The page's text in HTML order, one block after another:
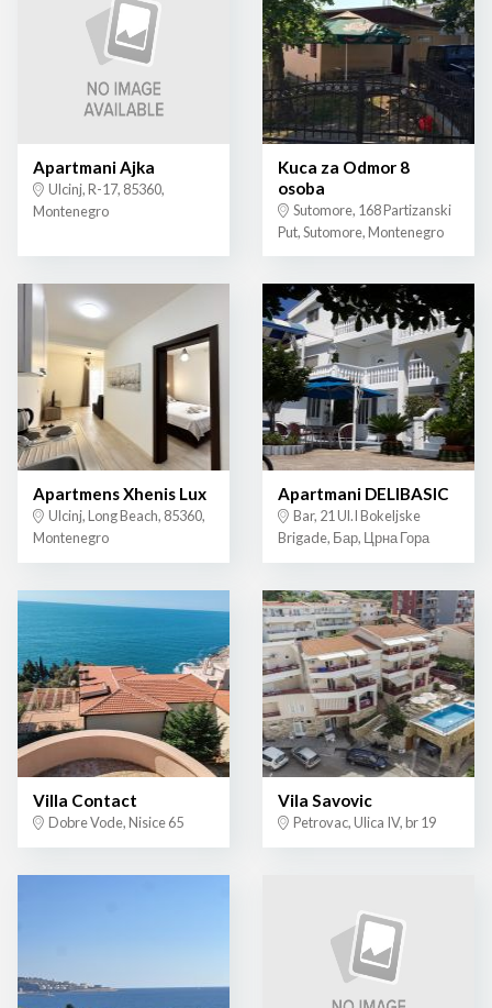
Apartmani Ajka
Ulcinj, R-17, 85360,
Montenegro
Kuca za Odmor 8
osoba
Sutomore, 168 Partizanski
Put, Sutomore, Montenegro
Apartmens Xhenis Lux
Ulcinj, Long Beach, 85360,
Montenegro
Apartmani DELIBASIC
Bar, 21 Ul.I Bokeljske
Brigade, Бар, Црна Гора
Villa Contact
Dobre Vode, Nisice 65
Vila Savovic
Petrovac, Ulica IV, br 19